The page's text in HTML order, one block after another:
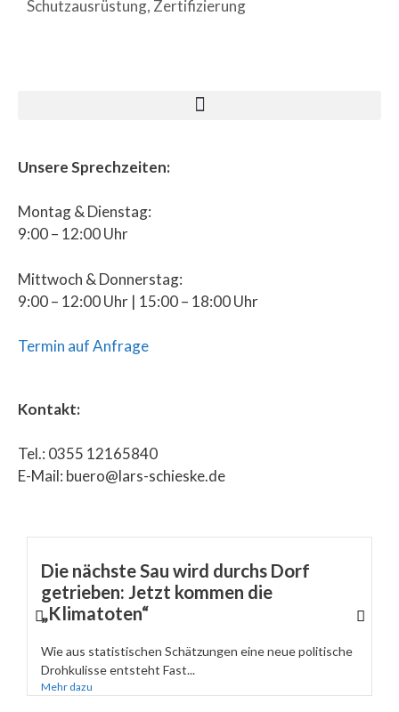
Schutzausrüstung, Zertifizierung
Unsere Sprechzeiten:
Montag & Dienstag:
9:00 – 12:00 Uhr
Mittwoch & Donnerstag:
9:00 – 12:00 Uhr | 15:00 – 18:00 Uhr
Termin auf Anfrage
Kontakt:
Tel.: 0355 12165840
E-Mail: buero@lars-schieske.de
Die nächste Sau wird durchs Dorf
getrieben: Jetzt kommen die
„Klimatoten“
Wie aus statistischen Schätzungen eine neue politische
Drohkulisse entsteht Fast...
Mehr dazu